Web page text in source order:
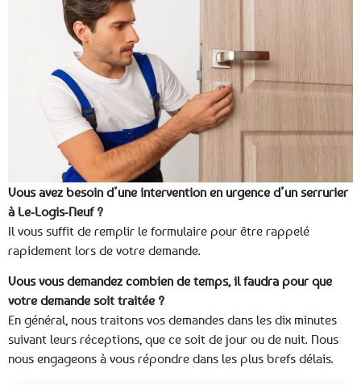
Vous avez besoin d’une intervention en urgence d’un serrurier
à Le-Logis-Neuf ?
Il vous suffit de remplir le formulaire pour être rappelé
rapidement lors de votre demande.
Vous vous demandez combien de temps, il faudra pour que
votre demande soit traitée ?
En général, nous traitons vos demandes dans les dix minutes
suivant leurs réceptions, que ce soit de jour ou de nuit. Nous
nous engageons à vous répondre dans les plus brefs délais.